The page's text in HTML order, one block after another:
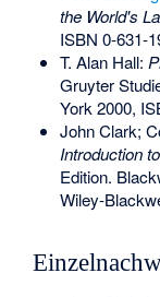
the World's
ISBN 0-631-
T. Alan Hall:
Gruyter
York 2000,
John Clark;
Introduction
Edition.
Wiley-